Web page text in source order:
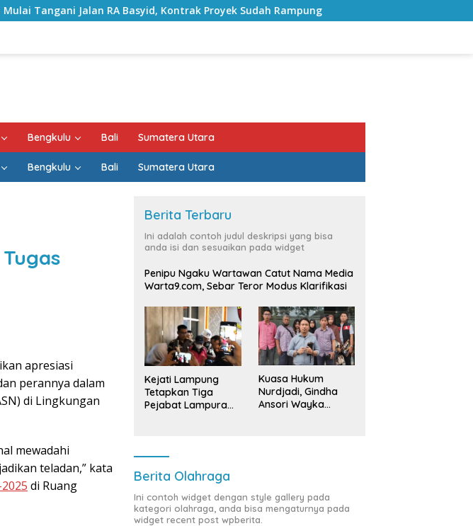
Kontrak Proyek Sudah Rampung Bulan Kemerdekaan, Bupati Lampung
Bengkulu Bali Sumatera Utara
Bengkulu Bali Sumatera Utara
apresiasi
perannya dalam
di Lingkungan
mewadahi
teladan,” kata
di Ruang
Berita Terbaru
Ini adalah contoh judul deskripsi yang bisa
anda isi dan sesuaikan pada widget
Penipu Ngaku Wartawan Catut Nama Media
Warta9.com, Sebar Teror Modus Klarifikasi
Kejati Lampung
Tetapkan Tiga
Pejabat Lampura
Kuasa Hukum
Nurdjadi, Gindha
Ansori Wayka
Berita Olahraga
Ini contoh widget dengan style gallery pada
kategori olahraga, anda bisa mengaturnya pada
widget recent post wpberita.